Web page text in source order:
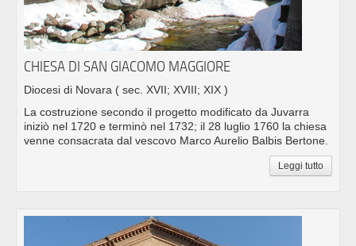
CHIESA DI SAN GIACOMO MAGGIORE
Diocesi di Novara ( sec. XVII; XVIII; XIX )
La costruzione secondo il progetto modificato da Juvarra
iniziò nel 1720 e terminò nel 1732; il 28 luglio 1760 la chiesa
venne consacrata dal vescovo Marco Aurelio Balbis Bertone.
Leggi tutto